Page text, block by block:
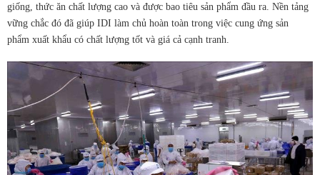
giống, thức ăn chất lượng cao và được bao tiêu sản phẩm đầu ra. Nền tảng
vững chắc đó đã giúp IDI làm chủ hoàn toàn trong việc cung ứng sản
phẩm xuất khẩu có chất lượng tốt và giá cả cạnh tranh.